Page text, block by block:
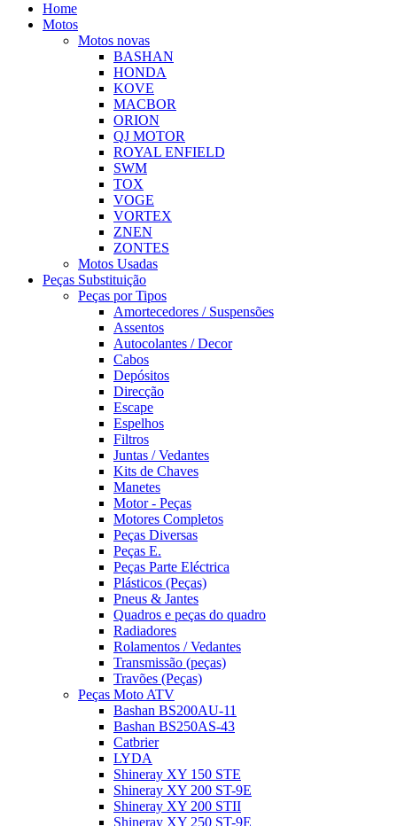
Home
Motos
Motos novas
BASHAN
HONDA
KOVE
MACBOR
ORION
QJ MOTOR
ROYAL ENFIELD
SWM
TOX
VOGE
VORTEX
ZNEN
ZONTES
Motos Usadas
Peças Substituição
Peças por Tipos
Amortecedores / Suspensões
Assentos
Autocolantes / Decor
Cabos
Depósitos
Direcção
Escape
Espelhos
Filtros
Juntas / Vedantes
Kits de Chaves
Manetes
Motor - Peças
Motores Completos
Peças Diversas
Peças E.
Peças Parte Eléctrica
Plásticos (Peças)
Pneus & Jantes
Quadros e peças do quadro
Radiadores
Rolamentos / Vedantes
Transmissão (peças)
Travões (Peças)
Peças Moto ATV
Bashan BS200AU-11
Bashan BS250AS-43
Catbrier
LYDA
Shineray XY 150 STE
Shineray XY 200 ST-9E
Shineray XY 200 STII
Shineray XY 250 ST-9E